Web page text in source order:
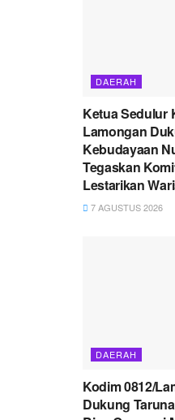
DAERAH
Ketua Sedulur
Lamongan
Kebudayaan
Tegaskan
Lestarikan
7 AGUSTUS 2026
DAERAH
Kodim 0812/
Dukung